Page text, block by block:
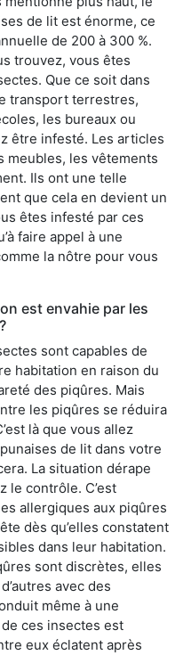
de lit est énorme, ce
de 200 à 300 %.
trouvez, vous êtes
Que ce soit dans
transport terrestres,
les bureaux ou
être infesté. Les articles
meubles, les vêtements
Ils ont une telle
que cela en devient un
êtes infesté par ces
faire appel à une
la nôtre pour vous
est envahie par les
sont capables de
habitation en raison du
des piqûres. Mais
les piqûres se réduira
là que vous allez
de lit dans votre
La situation dérape
le contrôle. C’est
allergiques aux piqûres
dès qu’elles constatent
dans leur habitation.
sont discrètes, elles
avec des
même à une
ces insectes est
eux éclatent après